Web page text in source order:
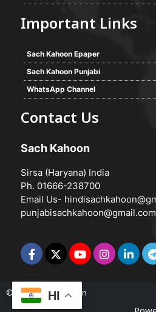
Important Links
Sach Kahoon Epaper
Sach Kahoon Punjabi
WhatsApp Channel
Contact Us
Sach Kahoon
Sirsa (Haryana) India
Ph. 01666-238700
Email Us-
punjabisachkahoon@gmail.com
© 2026 -Sach Kahoon
HI